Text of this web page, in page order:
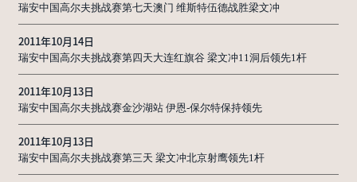
瑞安中国高尔夫挑战赛第七天澳门 维斯特伍德战胜梁文冲
2011年10月14日
瑞安中国高尔夫挑战赛第四天大连红旗谷 梁文冲11洞后领先1杆
2011年10月13日
瑞安中国高尔夫挑战赛金沙湖站 伊恩-保尔特保持领先
2011年10月13日
瑞安中国高尔夫挑战赛第三天 梁文冲北京射鹰领先1杆